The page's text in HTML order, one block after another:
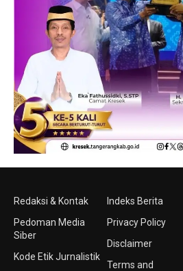
Redaksi & Kontak
Pedoman Media
Siber
Kode Etik Jurnalistik
Indeks Berita
Privacy Policy
Disclaimer
Terms and